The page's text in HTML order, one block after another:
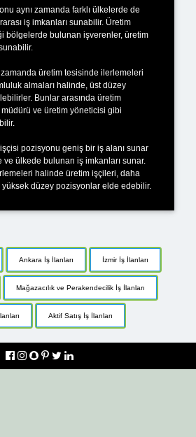
aynı zamanda farklı ülkelerde de
iş imkanları sunabilir. Üretim
bölgelerde bulunan işverenler, üretim
zamanda üretim tesisinde ilerlemeleri
almaları halinde, üst düzey
Bunlar arasında üretim
ve üretim yöneticisi gibi
pozisyonu geniş bir iş alanı sunar
ve ülkede bulunan iş imkanları sunar.
halinde üretim işçileri, daha
düzey pozisyonlar elde edebilir.
Ankara İş İlanları İzmir İş İlanları
Mağazacılık ve Perakendecilik İş İlanları
Aktif Satış İş İlanları